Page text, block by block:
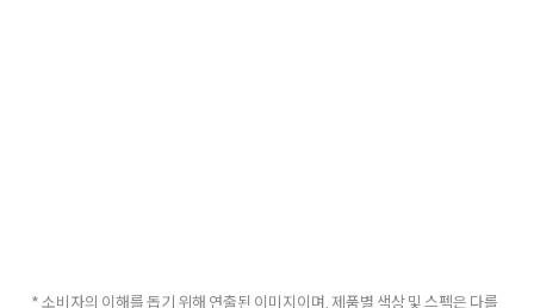
* 소비자의 이해를 돕기 위해 연출된 이미지이며, 제품별 색상 및 스펙은 다를